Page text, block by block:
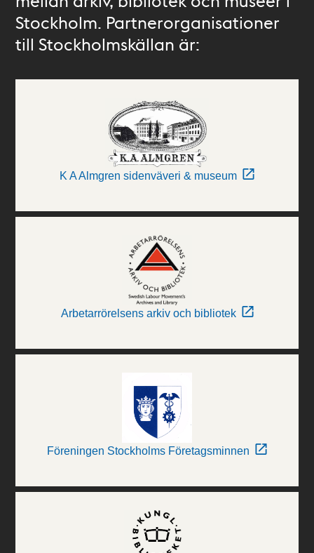
Stockholm. Partnerorganisationer
till Stockholmskällan är:
K A Almgren sidenväveri & museum
Arbetarrörelsens arkiv och bibliotek
Föreningen Stockholms Företagsminnen